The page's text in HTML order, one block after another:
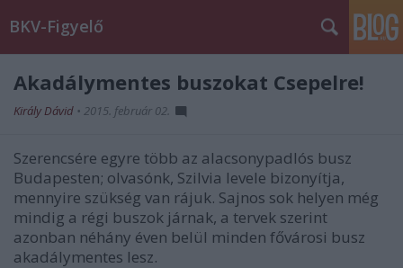
BKV-Figyelő
Akadálymentes buszokat Csepelre!
Király Dávid • 2015. február 02.
Szerencsére egyre több az alacsonypadlós busz
Budapesten; olvasónk, Szilvia levele bizonyítja,
mennyire szükség van rájuk. Sajnos sok helyen még
mindig a régi buszok járnak, a tervek szerint
azonban néhány éven belül minden fővárosi busz
akadálymentes lesz.